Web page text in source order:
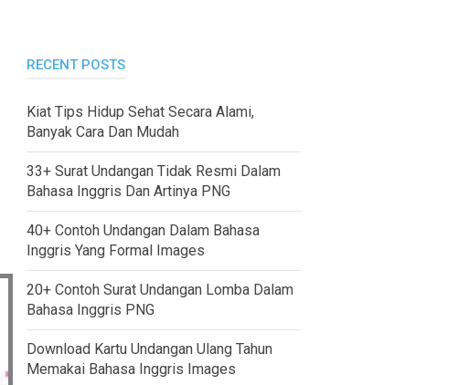
RECENT POSTS
Kiat Tips Hidup Sehat Secara Alami,
Banyak Cara Dan Mudah
33+ Surat Undangan Tidak Resmi Dalam
Bahasa Inggris Dan Artinya PNG
40+ Contoh Undangan Dalam Bahasa
Inggris Yang Formal Images
20+ Contoh Surat Undangan Lomba Dalam
Bahasa Inggris PNG
Download Kartu Undangan Ulang Tahun
Memakai Bahasa Inggris Images